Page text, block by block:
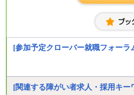
[参加予定クローバー就職フォーラ
[関連する障がい者求人・採用キー